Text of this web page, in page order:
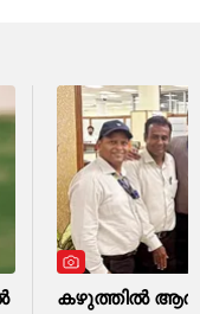
കഴുത്തില്‍